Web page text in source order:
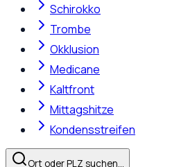
Schirokko
Trombe
Okklusion
Medicane
Kaltfront
Mittagshitze
Kondensstreifen
Ort oder PLZ suchen…